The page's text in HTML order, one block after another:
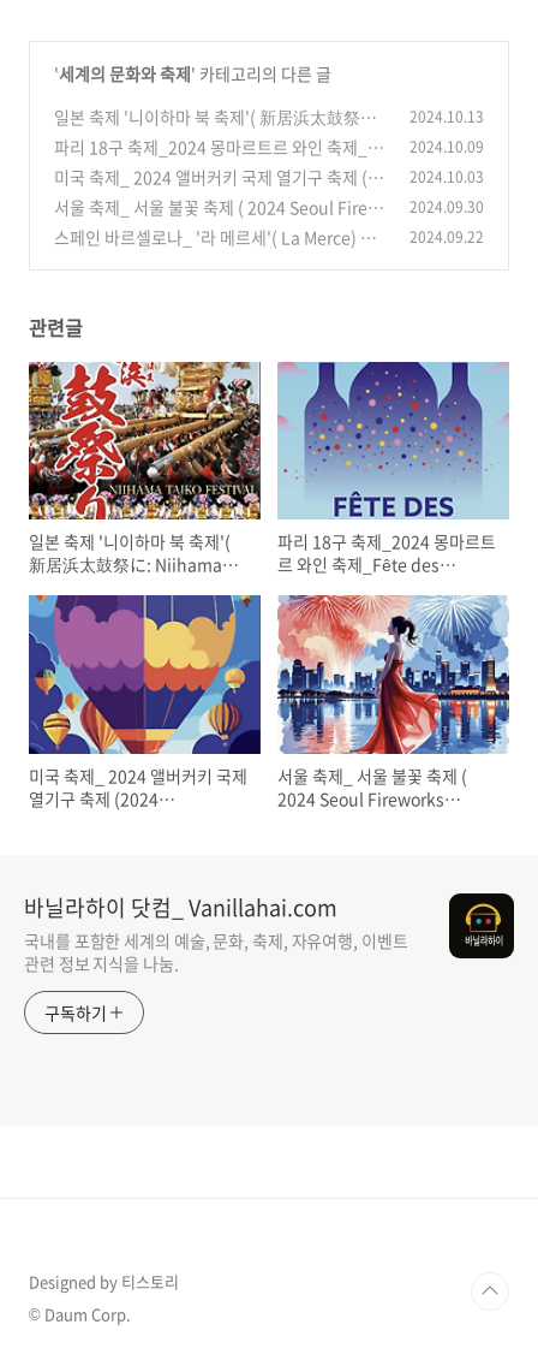
'세계의 문화와 축제' 카테고리의 다른 글
일본 축제 '니이하마 북 축제'( 新居浜太鼓祭に:
Niihama Taikou Matsuri)_ 시코쿠四国_에
히메愛媛県 자유여행
(83)
2024.10.13
파리 18구 축제_2024 몽마르트르 와인 축제_Fê
te des Vendanges de Montmartre 2024_ 와
인 체험
(94)
2024.10.09
미국 축제_ 2024 앨버커키 국제 열기구 축제 (20
24 Albuquerque International Balloon Fie
sta)_New Mexico 자유 여행 (90)
2024.10.03
서울 축제_ 서울 불꽃 축제 ( 2024 Seoul Firew
orks Festival), 명당자리_티킷예매_서울 자유
2024.09.30
스페인 바르셀로나_ '라 메르세'( La Merce) 축
2024.09.22
관련글
일본 축제 '니이하마 북 축제'(
新居浜太鼓祭に: Niihama
国_에히메愛媛県 자유여행
파리 18구 축제_2024 몽마르트
르 와인 축제_Fête des
2024_ 와인 체험
미국 축제_ 2024 앨버커키 국제
열기구 축제 (2024
서울 축제_ 서울 불꽃 축제 (
2024 Seoul Fireworks
바닐라하이 닷컴_ Vanillahai.com
국내를 포함한 세계의 예술, 문화, 축제, 자유여행, 이벤트
관련 정보 지식을 나눔.
구독하기
Designed by 티스토리
© Daum Corp.